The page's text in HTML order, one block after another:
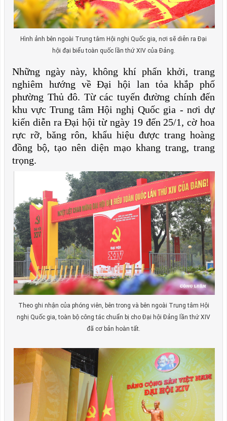
Hình ảnh bên ngoài Trung tâm Hội nghị Quốc gia, nơi sẽ diễn ra Đại
hội đại biểu toàn quốc lần thứ XIV của Đảng.
Những ngày này, không khí phấn khởi, trang
nghiêm hướng về Đại hội lan tỏa khắp phố
phường Thủ đô. Từ các tuyến đường chính đến
khu vực Trung tâm Hội nghị Quốc gia - nơi dự
kiến diễn ra Đại hội từ ngày 19 đến 25/1, cờ hoa
rực rỡ, băng rôn, khẩu hiệu được trang hoàng
đồng bộ, tạo nên diện mạo khang trang, trang
trọng.
Theo ghi nhận của phóng viên, bên trong và bên ngoài Trung tâm Hội
nghị Quốc gia, toàn bộ công tác chuẩn bị cho Đại hội Đảng lần thứ XIV
đã cơ bản hoàn tất.